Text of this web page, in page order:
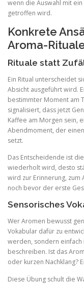
wenn die Auswahl mit
getroffen wird.
Konkrete
Aroma-
Rituale statt
Ein Ritual unterscheidet
Absicht ausgeführt wird.
bestimmter Moment am
signalisiert, dass jetzt
Kaffee am Morgen sein,
Abendmoment, der
setzt.
Das Entscheidende ist
wiederholt wird, desto
wird zur Erinnerung, zum
noch bevor der erste
Sensorisches
Wer Aromen bewusst
Vokabular dafür zu
werden, sondern einfach
beschreiben. Ist das
oder kurzen Nachklang?
Diese Übung schult die